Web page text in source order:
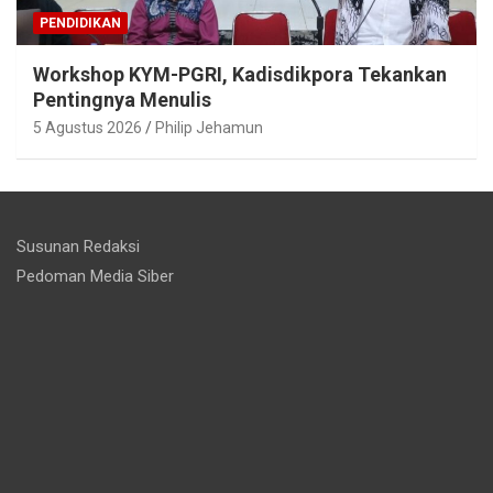
PENDIDIKAN
Workshop KYM-PGRI, Kadisdikpora Tekankan
Pentingnya Menulis
5 Agustus 2026 Philip Jehamun
Susunan Redaksi
Pedoman Media Siber